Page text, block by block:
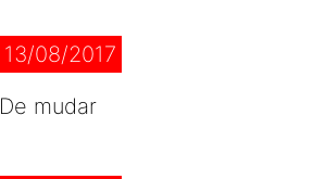
13/08/2017
De mudar